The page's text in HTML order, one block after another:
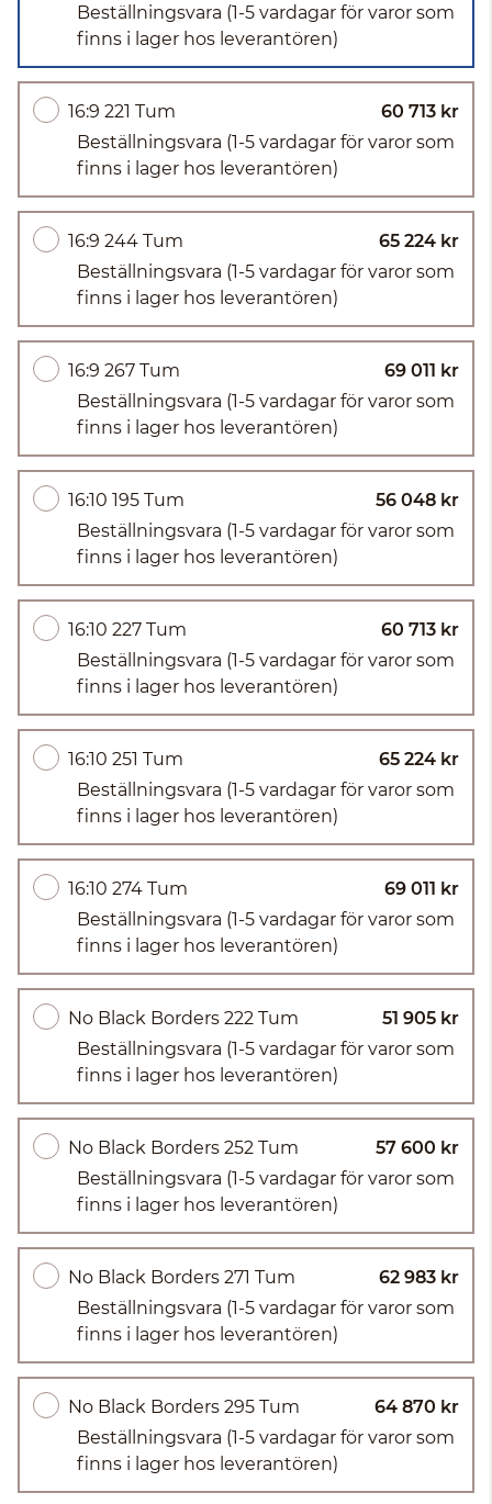
Beställningsvara (1-5 vardagar för varor som
finns i lager hos leverantören)
16:9 221 Tum
60 713 kr
Beställningsvara (1-5 vardagar för varor som
finns i lager hos leverantören)
16:9 244 Tum
65 224 kr
Beställningsvara (1-5 vardagar för varor som
finns i lager hos leverantören)
16:9 267 Tum
69 011 kr
Beställningsvara (1-5 vardagar för varor som
finns i lager hos leverantören)
16:10 195 Tum
56 048 kr
Beställningsvara (1-5 vardagar för varor som
finns i lager hos leverantören)
16:10 227 Tum
60 713 kr
Beställningsvara (1-5 vardagar för varor som
finns i lager hos leverantören)
16:10 251 Tum
65 224 kr
Beställningsvara (1-5 vardagar för varor som
finns i lager hos leverantören)
16:10 274 Tum
69 011 kr
Beställningsvara (1-5 vardagar för varor som
finns i lager hos leverantören)
No Black Borders 222 Tum
51 905 kr
Beställningsvara (1-5 vardagar för varor som
finns i lager hos leverantören)
No Black Borders 252 Tum
57 600 kr
Beställningsvara (1-5 vardagar för varor som
finns i lager hos leverantören)
No Black Borders 271 Tum
62 983 kr
Beställningsvara (1-5 vardagar för varor som
finns i lager hos leverantören)
No Black Borders 295 Tum
64 870 kr
Beställningsvara (1-5 vardagar för varor som
finns i lager hos leverantören)